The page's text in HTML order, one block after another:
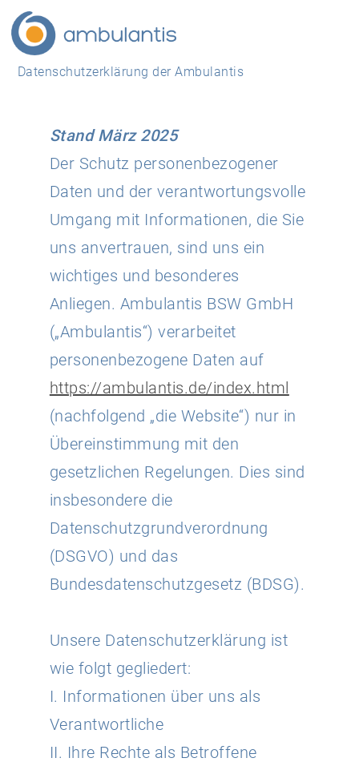
Datenschutzerklärung der Ambulantis
Stand März 2025
Der Schutz personenbezogener
Daten und der verantwortungsvolle
Umgang mit Informationen, die Sie
uns anvertrauen, sind uns ein
wichtiges und besonderes
Anliegen. Ambulantis BSW GmbH
(„Ambulantis“) verarbeitet
personenbezogene Daten auf
https://ambulantis.de/index.html
(nachfolgend „die Website“) nur in
Übereinstimmung mit den
gesetzlichen Regelungen. Dies sind
insbesondere die
Datenschutzgrundverordnung
(DSGVO) und das
Bundesdatenschutzgesetz (BDSG).
Unsere Datenschutzerklärung ist
wie folgt gegliedert:
I. Informationen über uns als
Verantwortliche
II. Ihre Rechte als Betroffene